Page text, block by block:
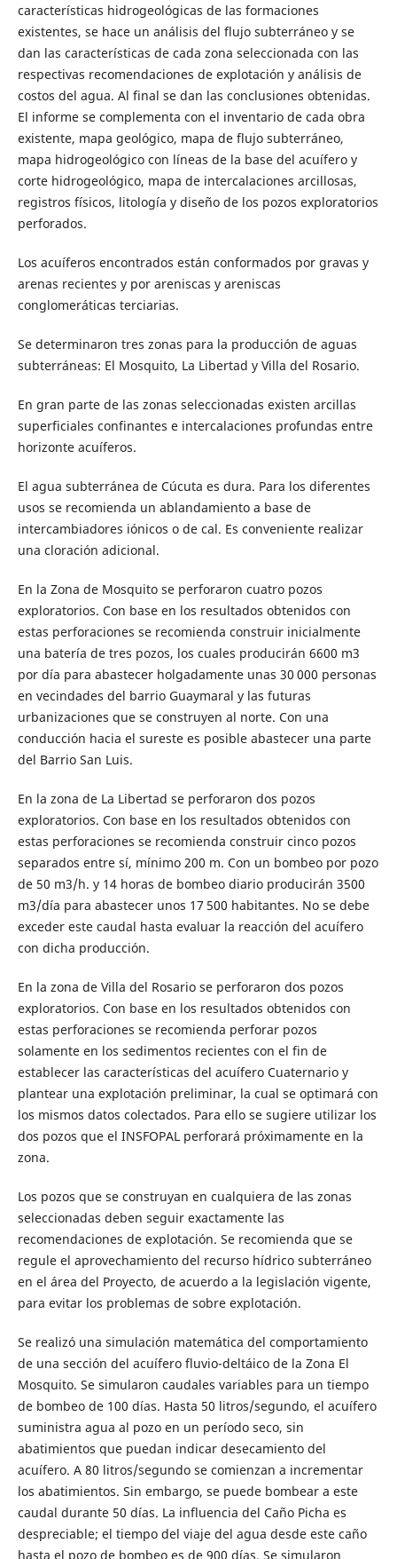
características hidrogeológicas de las formaciones
existentes, se hace un análisis del flujo subterráneo y se
dan las características de cada zona seleccionada con las
respectivas recomendaciones de explotación y análisis de
costos del agua. Al final se dan las conclusiones obtenidas.
El informe se complementa con el inventario de cada obra
existente, mapa geológico, mapa de flujo subterráneo,
mapa hidrogeológico con líneas de la base del acuífero y
corte hidrogeológico, mapa de intercalaciones arcillosas,
registros físicos, litología y diseño de los pozos exploratorios
perforados.
Los acuíferos encontrados están conformados por gravas y
arenas recientes y por areniscas y areniscas
conglomeráticas terciarias.
Se determinaron tres zonas para la producción de aguas
subterráneas: El Mosquito, La Libertad y Villa del Rosario.
En gran parte de las zonas seleccionadas existen arcillas
superficiales confinantes e intercalaciones profundas entre
horizonte acuíferos.
El agua subterránea de Cúcuta es dura. Para los diferentes
usos se recomienda un ablandamiento a base de
intercambiadores iónicos o de cal. Es conveniente realizar
una cloración adicional.
En la Zona de Mosquito se perforaron cuatro pozos
exploratorios. Con base en los resultados obtenidos con
estas perforaciones se recomienda construir inicialmente
una batería de tres pozos, los cuales producirán 6600 m3
por día para abastecer holgadamente unas 30 000 personas
en vecindades del barrio Guaymaral y las futuras
urbanizaciones que se construyen al norte. Con una
conducción hacia el sureste es posible abastecer una parte
del Barrio San Luis.
En la zona de La Libertad se perforaron dos pozos
exploratorios. Con base en los resultados obtenidos con
estas perforaciones se recomienda construir cinco pozos
separados entre sí, mínimo 200 m. Con un bombeo por pozo
de 50 m3/h. y 14 horas de bombeo diario producirán 3500
m3/día para abastecer unos 17 500 habitantes. No se debe
exceder este caudal hasta evaluar la reacción del acuífero
con dicha producción.
En la zona de Villa del Rosario se perforaron dos pozos
exploratorios. Con base en los resultados obtenidos con
estas perforaciones se recomienda perforar pozos
solamente en los sedimentos recientes con el fin de
establecer las características del acuífero Cuaternario y
plantear una explotación preliminar, la cual se optimará con
los mismos datos colectados. Para ello se sugiere utilizar los
dos pozos que el INSFOPAL perforará próximamente en la
zona.
Los pozos que se construyan en cualquiera de las zonas
seleccionadas deben seguir exactamente las
recomendaciones de explotación. Se recomienda que se
regule el aprovechamiento del recurso hídrico subterráneo
en el área del Proyecto, de acuerdo a la legislación vigente,
para evitar los problemas de sobre explotación.
Se realizó una simulación matemática del comportamiento
de una sección del acuífero fluvio-deltáico de la Zona El
Mosquito. Se simularon caudales variables para un tiempo
de bombeo de 100 días. Hasta 50 litros/segundo, el acuífero
suministra agua al pozo en un período seco, sin
abatimientos que puedan indicar desecamiento del
acuífero. A 80 litros/segundo se comienzan a incrementar
los abatimientos. Sin embargo, se puede bombear a este
caudal durante 50 días. La influencia del Caño Picha es
despreciable; el tiempo del viaje del agua desde este caño
hasta el pozo de bombeo es de 900 días. Se simularon